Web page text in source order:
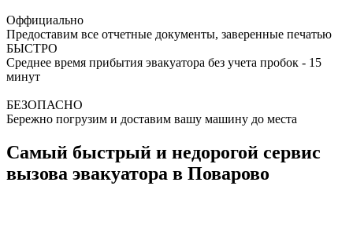
Оффициально
Предоставим все отчетные документы, заверенные печатью
БЫСТРО
Среднее время прибытия эвакуатора без учета пробок - 15
минут
БЕЗОПАСНО
Бережно погрузим и доставим вашу машину до места
Самый быстрый и недорогой сервис
вызова эвакуатора в Поварово